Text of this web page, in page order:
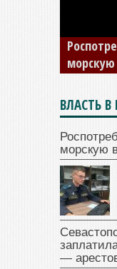
В Крыму
изъяли
ГИБДД
ВЛАСТЬ
морскую
—